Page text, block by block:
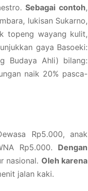
Sebagai contoh,
lukisan Sukarno,
topeng wayang kulit,
gaya Basoeki:
Budaya Ahli) bilang:
naik 20% pasca-
Rp5.000, anak
Rp5.000. Dengan
nasional. Oleh karena
jalan kaki.